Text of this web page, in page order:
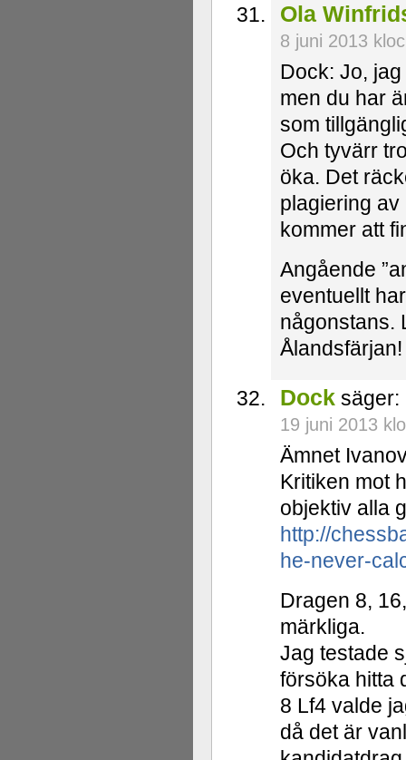
Ola
8 juni 2013
Dock: Jo,
men du har
som
Och tyvärr
öka. Det
plagiering
kommer att
Angående
eventuellt
någonstans.
Ålandsfärjan!
Dock säger:
19 juni 2013
Ämnet
Kritiken mot
objektiv alla
http://
he-never-
Dragen 8,
märkliga.
Jag testade
försöka hitta
8 Lf4 valde
då det är